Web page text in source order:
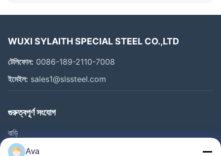
WUXI SYLAITH SPECIAL STEEL CO.,LTD
টেলিফোন: 0086-189-2110-7008
ইমেইল: sales1@slssteel.com
গুরুত্বপূর্ণ সংযোগ
বাড়ি
পণ্য
Ava